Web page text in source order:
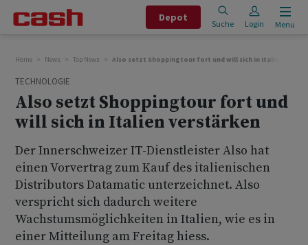
Depot
Suche Login Menu
Home News Top News Also setzt Shoppingtour fort und will sich in Italien
TECHNOLOGIE
Also setzt Shoppingtour fort und
will sich in Italien verstärken
Der Innerschweizer IT-Dienstleister Also hat
einen Vorvertrag zum Kauf des italienischen
Distributors Datamatic unterzeichnet. Also
verspricht sich dadurch weitere
Wachstumsmöglichkeiten in Italien, wie es in
einer Mitteilung am Freitag hiess.